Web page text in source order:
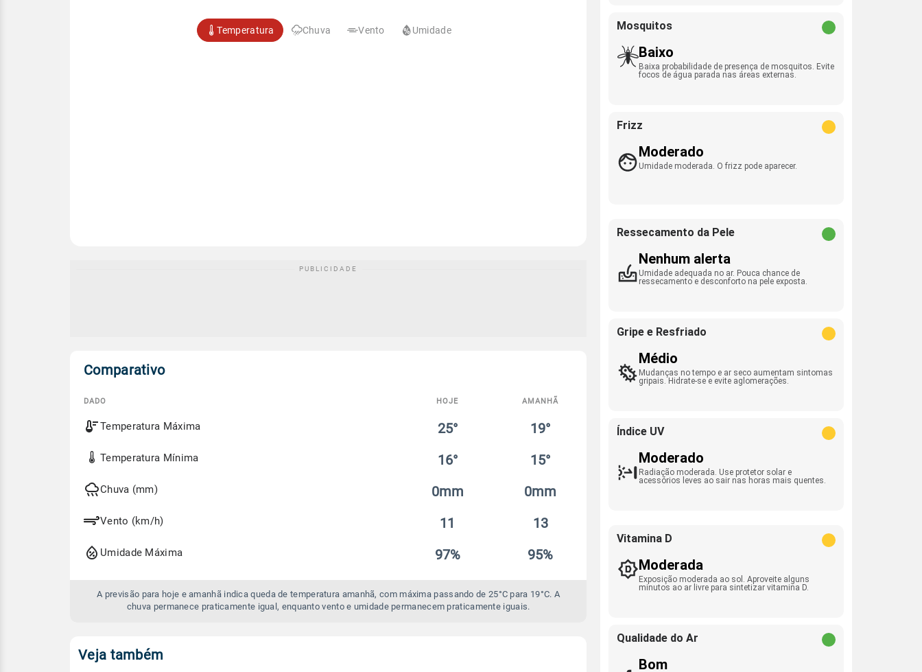
Temperatura Chuva Vento Umidade
Comparativo
Comparativo
entre
previsão
amanhã
DADO HOJE AMANHÃ
Temperatura Máxima 25° 19°
Temperatura Mínima 16° 15°
Chuva (mm) 0mm 0mm
Vento (km/h) 11 13
Umidade Máxima 97% 95%
A previsão para hoje e amanhã indica queda de temperatura amanhã, com máxima passando de 25°C para 19°C. A
chuva permanece praticamente igual, enquanto vento e umidade permanecem praticamente iguais.
Veja também
Mosquitos
Baixo
Baixa probabilidade de presença de mosquitos. Evite
focos de água parada nas áreas externas.
Frizz
Moderado
Umidade moderada. O frizz pode aparecer.
Ressecamento da Pele
Nenhum alerta
Umidade adequada no ar. Pouca chance de
ressecamento e desconforto na pele exposta.
Gripe e Resfriado
Médio
Mudanças no tempo e ar seco aumentam sintomas
gripais. Hidrate-se e evite aglomerações.
Índice UV
Moderado
Radiação moderada. Use protetor solar e
acessórios leves ao sair nas horas mais quentes.
Vitamina D
Moderada
Exposição moderada ao sol. Aproveite alguns
minutos ao ar livre para sintetizar vitamina D.
Qualidade do Ar
Bom